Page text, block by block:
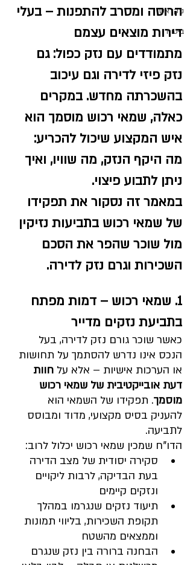
נזקי אש
ביטוח
הרוסה ומסרב להתפנות – בעלי
דירות מוצאים עצמם
מתמודדים עם נזק כפול: גם
נזק פיזי לדירה וגם עיכוב
בהשכרתה מחדש. במקרים
כאלה, שמאי רכוש מוסמך הוא
איש המקצוע שיכול להכריע:
מה היקף הנזק, מה שוויו, ואיך
ניתן לתבוע פיצוי.
במאמר זה נסקור את תפקידו
של שמאי רכוש בתביעות נזיקין
מול שוכר שהפר את הסכם
השכירות וגרם נזק לדירה.
1. שמאי רכוש – דמות מפתח
בתביעת נזקים מדייר
כאשר שוכר גורם נזק לדירה, בעל
הנכס אינו נדרש להסתמך על תחושות
או הערכות אישיות – אלא על חוות
דעת אובייקטיבית של שמאי רכוש
מוסמך. תפקידו של השמאי הוא
להעניק בסיס מקצועי, מדוד ומבוסס
לתביעה.
הדו"ח שמכין שמאי רכוש יכלול לרוב:
סקירה יסודית של מצב הדירה
בעת הבדיקה, לרבות ליקויים
ונזקים קיימים
תיעוד נזקים שנגרמו במהלך
תקופת השכירות, בליווי תמונות
וממצאים מהשטח
הבחנה ברורה בין נזק שנגרם